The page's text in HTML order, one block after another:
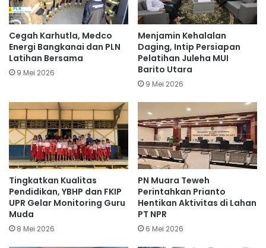
Cegah Karhutla, Medco
Energi Bangkanai dan PLN
Latihan Bersama
9 Mei 2026
Menjamin Kehalalan
Daging, Intip Persiapan
Pelatihan Juleha MUI
Barito Utara
9 Mei 2026
Tingkatkan Kualitas
Pendidikan, YBHP dan FKIP
UPR Gelar Monitoring Guru
Muda
8 Mei 2026
PN Muara Teweh
Perintahkan Prianto
Hentikan Aktivitas di Lahan
PT NPR
6 Mei 2026